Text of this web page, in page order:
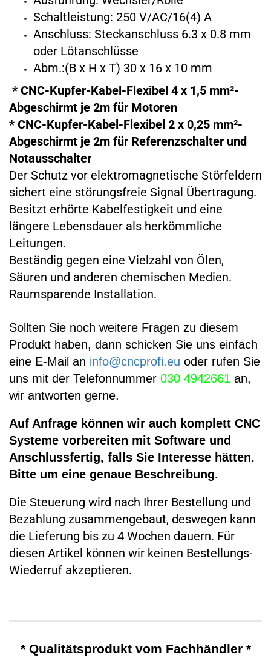
Schaltleistung: 250 V/AC/16(4) A
Anschluss: Steckanschluss 6.3 x 0.8 mm
oder Lötanschlüsse
Abm.:(B x H x T) 30 x 16 x 10 mm
* CNC-Kupfer-Kabel-Flexibel 4 x 1,5 mm²-
Abgeschirmt je 2m für Motoren
* CNC-Kupfer-Kabel-Flexibel 2 x 0,25 mm²-
Abgeschirmt je 2m für Referenzschalter und
Notausschalter
Der Schutz vor elektromagnetische Störfeldern
sichert eine störungsfreie Signal Übertragung.
Besitzt erhörte Kabelfestigkeit und eine
längere Lebensdauer als herkömmliche
Leitungen.
Beständig gegen eine Vielzahl von Ölen,
Säuren und anderen chemischen Medien.
Raumsparende Installation.
Sollten Sie noch weitere Fragen zu diesem
Produkt haben, dann schicken Sie uns einfach
eine E-Mail an info@cncprofi.eu oder rufen Sie
uns mit der Telefonnummer 030 4942661 an,
wir antworten gerne.
Auf Anfrage können wir auch komplett CNC
Systeme vorbereiten mit Software und
Anschlussfertig, falls Sie Interesse hätten.
Bitte um eine genaue Beschreibung.
Die Steuerung wird nach Ihrer Bestellung und
Bezahlung zusammengebaut, deswegen kann
die Lieferung bis zu 4 Wochen dauern. Für
diesen Artikel können wir keinen Bestellungs-
Wiederruf akzeptieren.
* Qualitätsprodukt vom Fachhändler *